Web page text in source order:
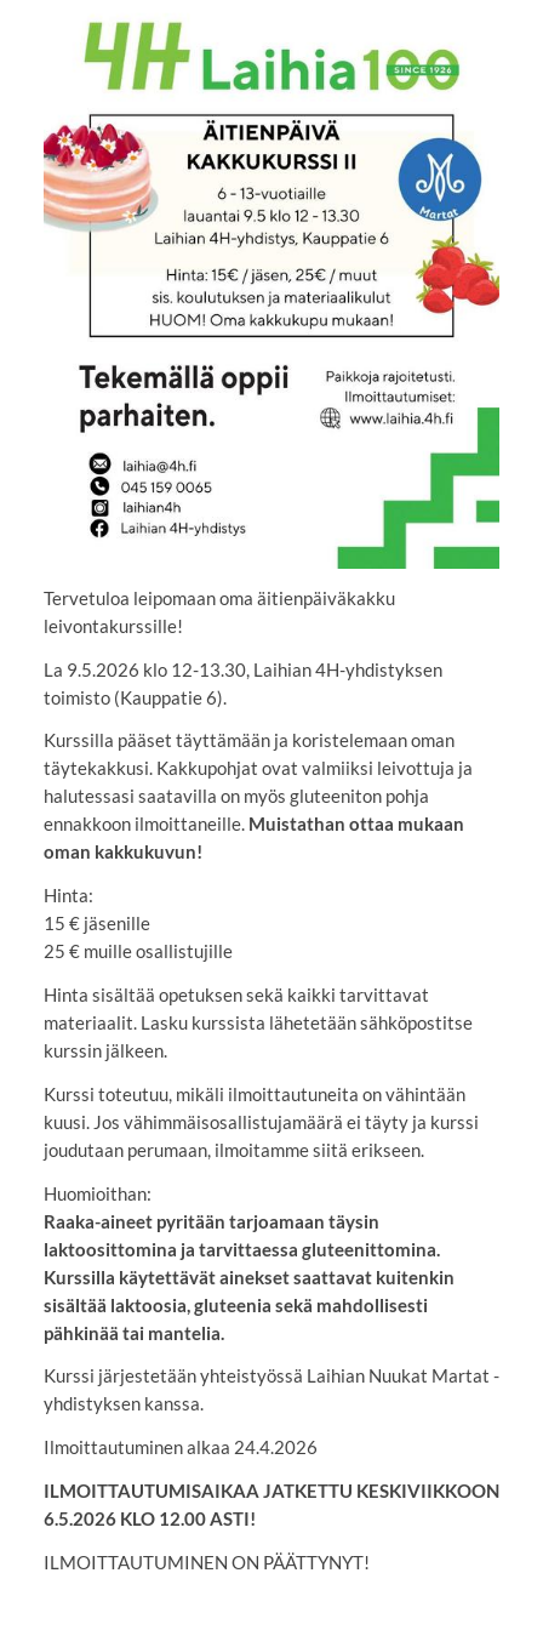
Tervetuloa leipomaan oma äitienpäiväkakku
leivontakurssille!
La 9.5.2026 klo 12-13.30, Laihian 4H-yhdistyksen
toimisto (Kauppatie 6).
Kurssilla pääset täyttämään ja koristelemaan oman
täytekakkusi. Kakkupohjat ovat valmiiksi leivottuja ja
halutessasi saatavilla on myös gluteeniton pohja
ennakkoon ilmoittaneille. Muistathan ottaa mukaan
oman kakkukuvun!
Hinta:
15 € jäsenille
25 € muille osallistujille
Hinta sisältää opetuksen sekä kaikki tarvittavat
materiaalit. Lasku kurssista lähetetään sähköpostitse
kurssin jälkeen.
Kurssi toteutuu, mikäli ilmoittautuneita on vähintään
kuusi. Jos vähimmäisosallistujamäärä ei täyty ja kurssi
joudutaan perumaan, ilmoitamme siitä erikseen.
Huomioithan:
Raaka-aineet pyritään tarjoamaan täysin
laktoosittomina ja tarvittaessa gluteenittomina.
Kurssilla käytettävät ainekset saattavat kuitenkin
sisältää laktoosia, gluteenia sekä mahdollisesti
pähkinää tai mantelia.
Kurssi järjestetään yhteistyössä Laihian Nuukat Martat -
yhdistyksen kanssa.
Ilmoittautuminen alkaa 24.4.2026
ILMOITTAUTUMISAIKAA JATKETTU KESKIVIIKKOON
6.5.2026 KLO 12.00 ASTI!
ILMOITTAUTUMINEN ON PÄÄTTYNYT!